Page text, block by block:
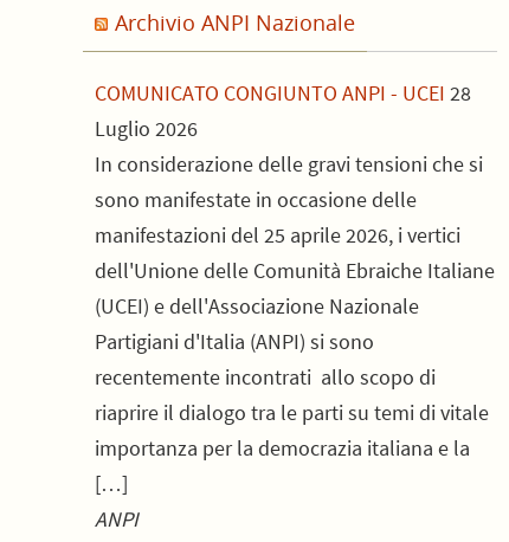
Archivio ANPI Nazionale
COMUNICATO CONGIUNTO ANPI - UCEI 28
Luglio 2026
In considerazione delle gravi tensioni che si
sono manifestate in occasione delle
manifestazioni del 25 aprile 2026, i vertici
dell'Unione delle Comunità Ebraiche Italiane
(UCEI) e dell'Associazione Nazionale
Partigiani d'Italia (ANPI) si sono
recentemente incontrati allo scopo di
riaprire il dialogo tra le parti su temi di vitale
importanza per la democrazia italiana e la
[…]
ANPI